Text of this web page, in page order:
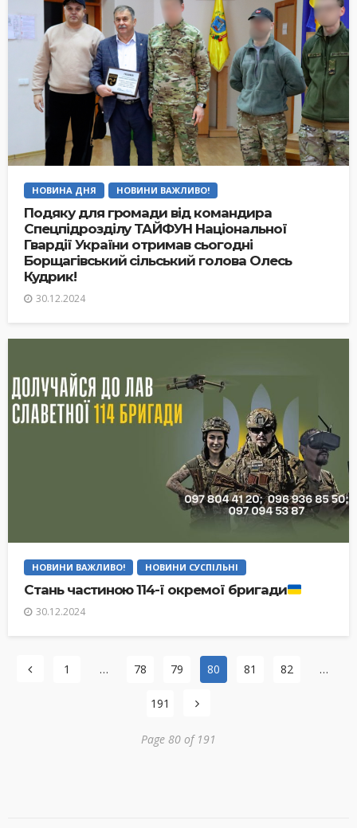
НОВИНА ДНЯ НОВИНИ ВАЖЛИВО!
Подяку для громади від командира
Спецпідрозділу ТАЙФУН Національної
Гвардії України отримав сьогодні
Борщагівський сільський голова Олесь
Кудрик!
30.12.2024
НОВИНИ ВАЖЛИВО! НОВИНИ СУСПІЛЬНІ
Стань частиною 114-ї окремої бригади
30.12.2024
1 … 78 79 80 81 82 …
191
Page 80 of 191